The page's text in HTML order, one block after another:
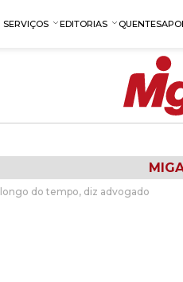
SERVIÇOS EDITORIAS QUENTES
do tempo, diz advogado